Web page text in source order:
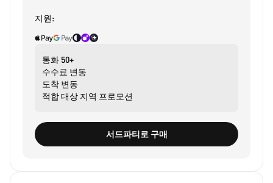
지원:
통화 50+
수수료 변동
도착 변동
적합 대상 지역 프로모션
서드파티로 구매